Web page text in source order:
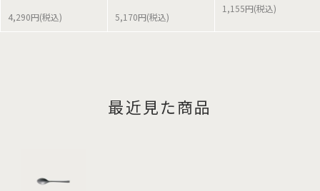
4,290円(税込) 5,170円(税込)
1,155円(税込)
最近見た商品